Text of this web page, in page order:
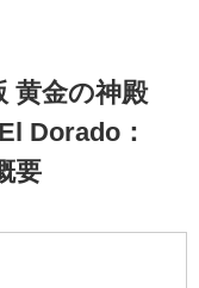
黄金の神殿
Dorado：
要